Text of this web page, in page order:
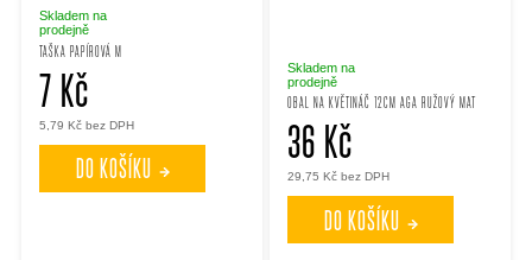
k
t
ů
TAŠKA PAPÍROVÁ M
Skladem na
prodejně
5,79 Kč bez DPH
7 Kč
DO KOŠÍKU
OBAL NA KVĚTINÁČ 12CM AGA RUŽOVÝ MAT
Skladem na
prodejně
29,75 Kč bez DPH
36 Kč
DO KOŠÍKU